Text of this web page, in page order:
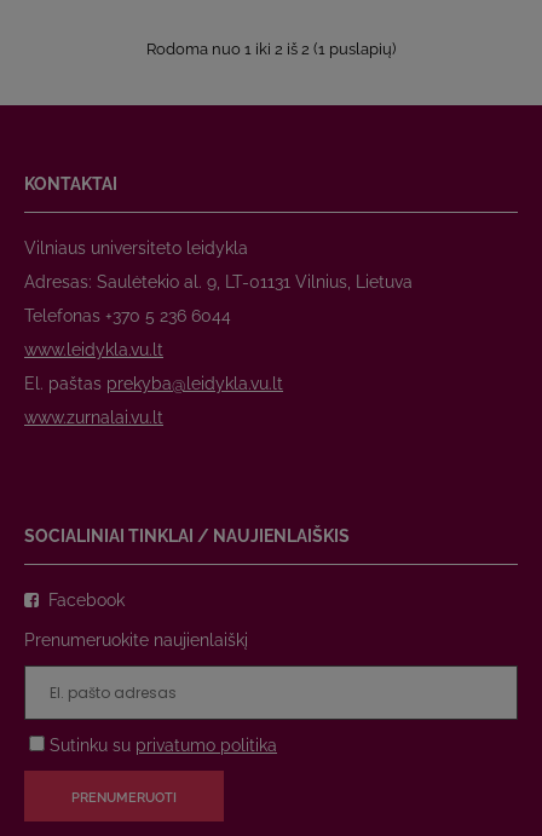
Rodoma nuo 1 iki 2 iš 2 (1 puslapių)
KONTAKTAI
Vilniaus universiteto leidykla
Adresas: Saulėtekio al. 9, LT-01131 Vilnius, Lietuva
Telefonas +370 5 236 6044
www.leidykla.vu.lt
El. paštas prekyba@leidykla.vu.lt
www.zurnalai.vu.lt
SOCIALINIAI TINKLAI / NAUJIENLAIŠKIS
Facebook
Prenumeruokite naujienlaiškį
Sutinku su privatumo politika
PRENUMERUOTI